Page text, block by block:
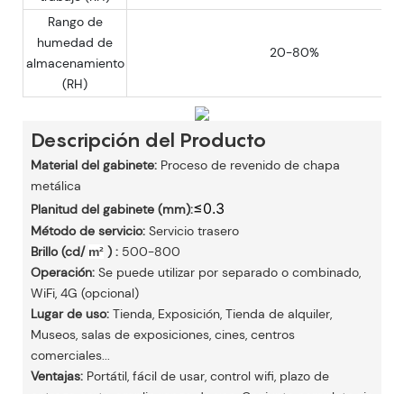
Rango de
humedad de
almacenamiento
(RH)
20-80%
Descripción del Producto
Material del gabinete:Proceso de revenido de chapa
metálica
Planitud del gabinete (mm):≤0.3
Método de servicio:Servicio trasero
Brillo (cd/ m² ) :500-800
Operación:Se puede utilizar por separado o combinado,
WiFi, 4G (opcional)
Lugar de uso:Tienda, Exposición, Tienda de alquiler,
Museos, salas de exposiciones, cines, centros
comerciales...
Ventajas:Portátil, fácil de usar, control wifi, plazo de